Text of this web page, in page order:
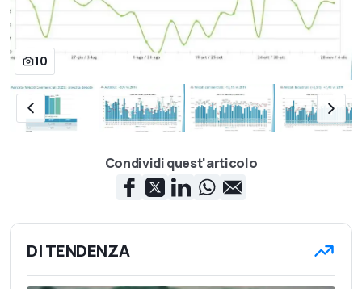
10
Condividi quest'articolo
DI TENDENZA